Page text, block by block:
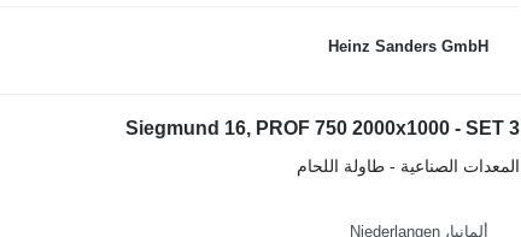
Heinz Sanders GmbH
Siegmund 16, PROF 750 2000x1000 - SET 3
المعدات الصناعية - طاولة اللحام
ألمانيا، Niederlangen